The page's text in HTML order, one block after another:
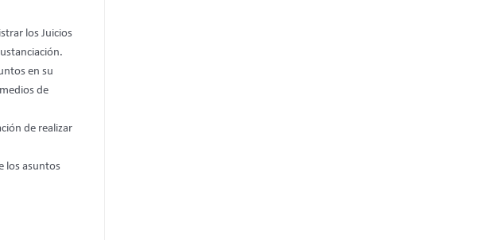
los Juicios
en su
de
de realizar
los asuntos